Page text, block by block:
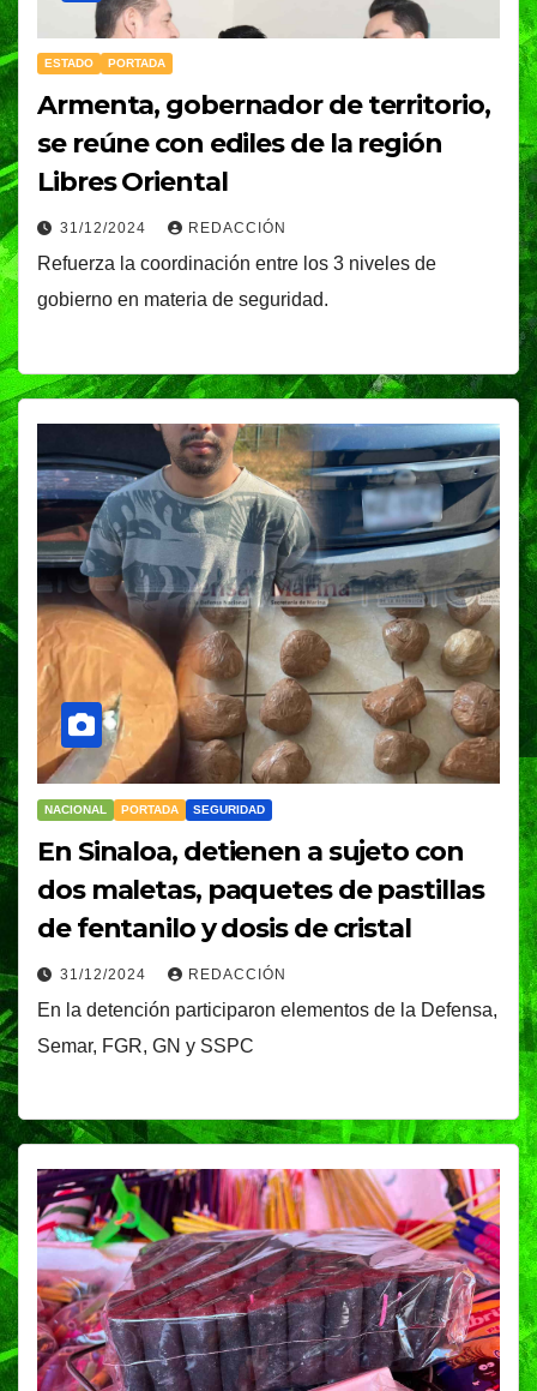
ESTADO PORTADA
Armenta, gobernador de territorio,
se reúne con ediles de la región
Libres Oriental
31/12/2024 REDACCIÓN
Refuerza la coordinación entre los 3 niveles de
gobierno en materia de seguridad.
NACIONAL PORTADA SEGURIDAD
En Sinaloa, detienen a sujeto con
dos maletas, paquetes de pastillas
de fentanilo y dosis de cristal
31/12/2024 REDACCIÓN
En la detención participaron elementos de la Defensa,
Semar, FGR, GN y SSPC